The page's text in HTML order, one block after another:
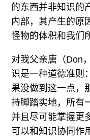
的东西并非知识的
内部，其产生的原
怪物的体积和我们
对我父亲唐（Don
识是一种道德准则
果没做到这一点，
持脚踏实地，所有
并且尽可能掌握更
可以和知识协同